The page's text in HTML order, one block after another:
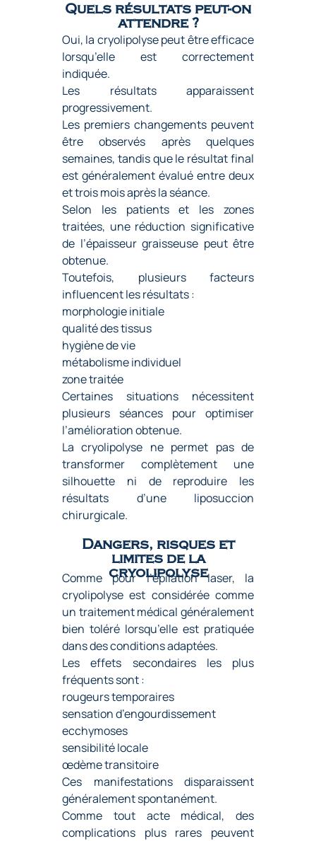
Quels résultats peut-on
attendre ?
Oui, la cryolipolyse peut être efficace
lorsqu’elle est correctement
indiquée.
Les résultats apparaissent
progressivement.
Les premiers changements peuvent
être observés après quelques
semaines, tandis que le résultat final
est généralement évalué entre deux
et trois mois après la séance.
Selon les patients et les zones
traitées, une réduction significative
de l’épaisseur graisseuse peut être
obtenue.
Toutefois, plusieurs facteurs
influencent les résultats :
morphologie initiale
qualité des tissus
hygiène de vie
métabolisme individuel
zone traitée
Certaines situations nécessitent
plusieurs séances pour optimiser
l’amélioration obtenue.
La cryolipolyse ne permet pas de
transformer complètement une
silhouette ni de reproduire les
résultats d’une liposuccion
chirurgicale.
Dangers, risques et
limites de la
cryolipolyse
Comme pour l’épilation laser, la
cryolipolyse est considérée comme
un traitement médical généralement
bien toléré lorsqu’elle est pratiquée
dans des conditions adaptées.
Les effets secondaires les plus
fréquents sont :
rougeurs temporaires
sensation d’engourdissement
ecchymoses
sensibilité locale
œdème transitoire
Ces manifestations disparaissent
généralement spontanément.
Comme tout acte médical, des
complications plus rares peuvent